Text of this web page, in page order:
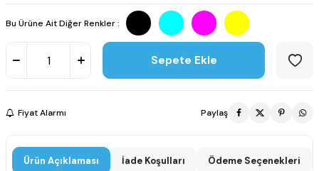
Bu Ürüne Ait Diğer Renkler :
Sepete Ekle
Fiyat Alarmı Paylaş
Ürün Açıklaması İade Koşulları Ödeme Seçenekleri